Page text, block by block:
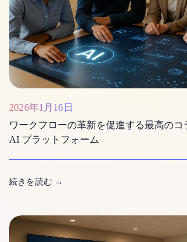
2026年1月16日
ワークフローの革新を促進する最高のコ
AI プラットフォーム
続きを読む →